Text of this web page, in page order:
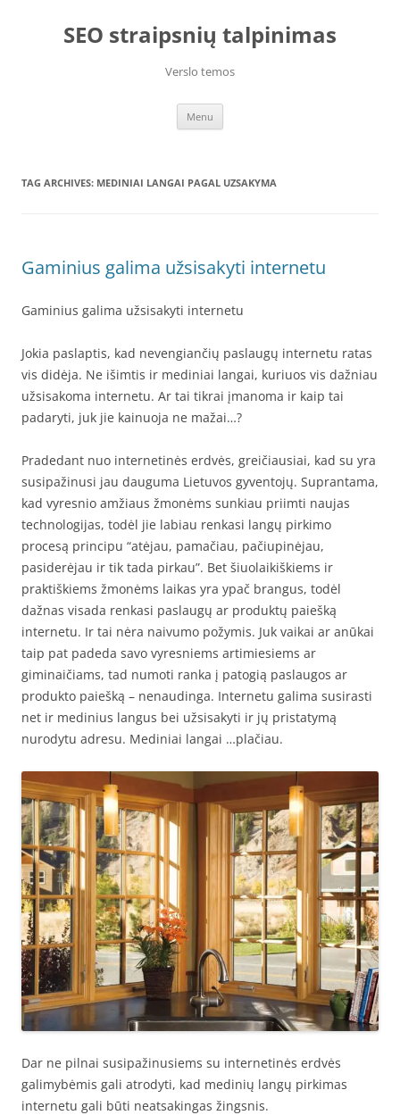
contentSEO straipsnių talpinimas
Verslo temos
Menu
TAG ARCHIVES: MEDINIAI LANGAI PAGAL UZSAKYMA
Gaminius galima užsisakyti internetu
Gaminius galima užsisakyti internetu
Jokia paslaptis, kad nevengiančių paslaugų internetu ratas
vis didėja. Ne išimtis ir mediniai langai, kuriuos vis dažniau
užsisakoma internetu. Ar tai tikrai įmanoma ir kaip tai
padaryti, juk jie kainuoja ne mažai…?
Pradedant nuo internetinės erdvės, greičiausiai, kad su yra
susipažinusi jau dauguma Lietuvos gyventojų. Suprantama,
kad vyresnio amžiaus žmonėms sunkiau priimti naujas
technologijas, todėl jie labiau renkasi langų pirkimo
procesą principu “atėjau, pamačiau, pačiupinėjau,
pasiderėjau ir tik tada pirkau”. Bet šiuolaikiškiems ir
praktiškiems žmonėms laikas yra ypač brangus, todėl
dažnas visada renkasi paslaugų ar produktų paiešką
internetu. Ir tai nėra naivumo požymis. Juk vaikai ar anūkai
taip pat padeda savo vyresniems artimiesiems ar
giminaičiams, tad numoti ranka į patogią paslaugos ar
produkto paiešką – nenaudinga. Internetu galima susirasti
net ir medinius langus bei užsisakyti ir jų pristatymą
nurodytu adresu. Mediniai langai …plačiau.
Dar ne pilnai susipažinusiems su internetinės erdvės
galimybėmis gali atrodyti, kad medinių langų pirkimas
internetu gali būti neatsakingas žingsnis.